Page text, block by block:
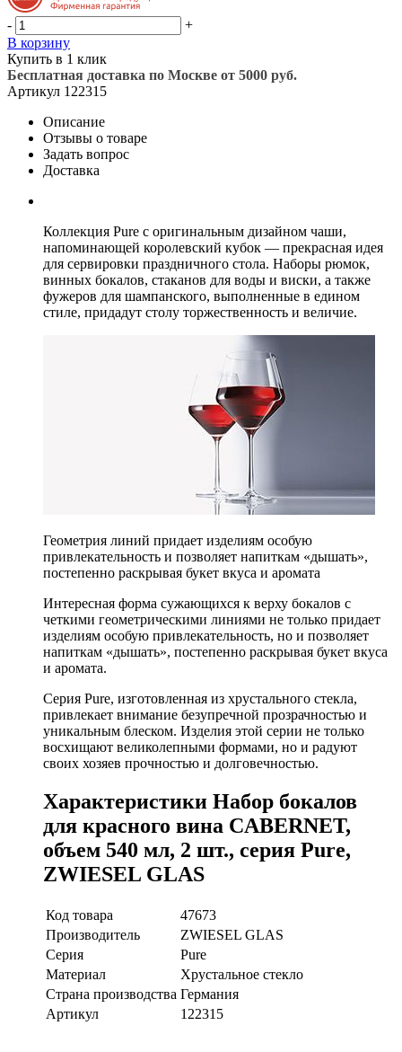
-
+
В корзину
Купить в 1 клик
Бесплатная доставка по Москве от 5000 руб.
Артикул 122315
Описание
Отзывы о товаре
Задать вопрос
Доставка
Коллекция Pure с оригинальным дизайном чаши,
напоминающей королевский кубок — прекрасная идея
для сервировки праздничного стола. Наборы рюмок,
винных бокалов, стаканов для воды и виски, а также
фужеров для шампанского, выполненные в едином
стиле, придадут столу торжественность и величие.
Геометрия линий придает изделиям особую
привлекательность и позволяет напиткам «дышать»,
постепенно раскрывая букет вкуса и аромата
Интересная форма сужающихся к верху бокалов с
четкими геометрическими линиями не только придает
изделиям особую привлекательность, но и позволяет
напиткам «дышать», постепенно раскрывая букет вкуса
и аромата.
Серия Pure, изготовленная из хрустального стекла,
привлекает внимание безупречной прозрачностью и
уникальным блеском. Изделия этой серии не только
восхищают великолепными формами, но и радуют
своих хозяев прочностью и долговечностью.
Характеристики Набор бокалов
для красного вина CABERNET,
объем 540 мл, 2 шт., серия Pure,
ZWIESEL GLAS
Код товара
47673
Производитель
ZWIESEL GLAS
Серия
Pure
Материал
Хрустальное стекло
Страна производства Германия
Артикул
122315